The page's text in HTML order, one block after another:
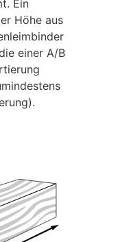
Ein
Höhe aus
einer A/B